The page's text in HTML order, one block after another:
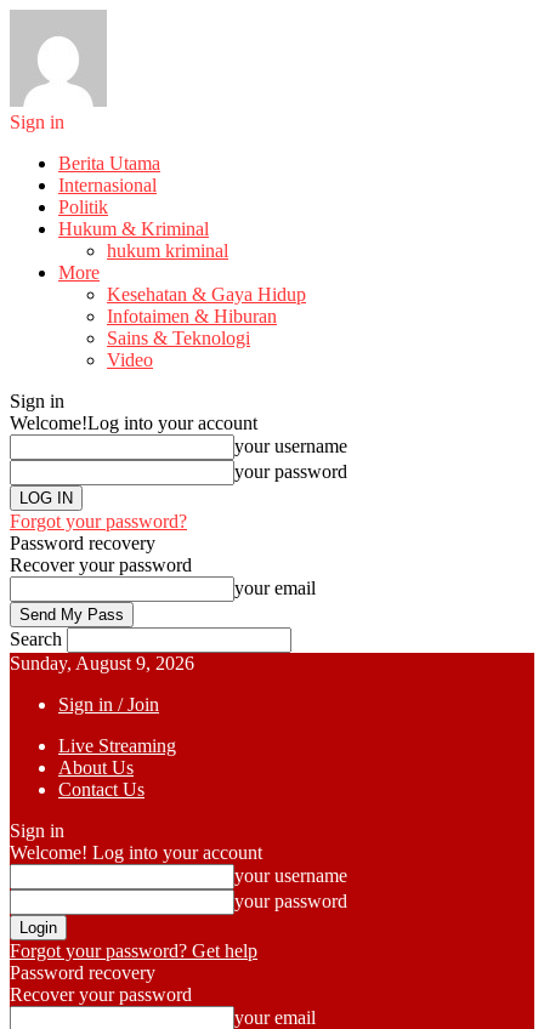
Sign in
Berita Utama
Internasional
Politik
Hukum & Kriminal
hukum kriminal
More
Kesehatan & Gaya Hidup
Infotaimen & Hiburan
Sains & Teknologi
Video
Sign in
Welcome!Log into your account
your username
your password
Forgot your password?
Password recovery
Recover your password
your email
Search
Sunday, August 9, 2026
Sign in / Join
Live Streaming
About Us
Contact Us
Sign in
Welcome! Log into your account
your username
your password
Forgot your password? Get help
Password recovery
Recover your password
your email